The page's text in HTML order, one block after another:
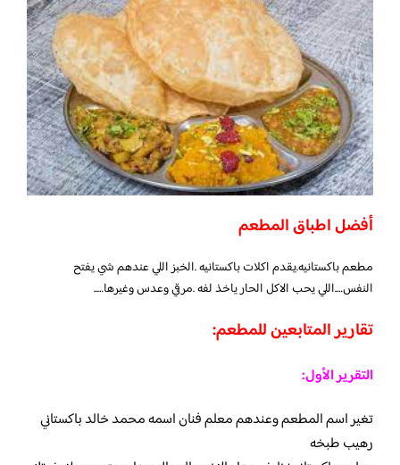
أفضل اطباق المطعم
مطعم باكستانيه.يقدم اكلات باكستانيه .الخبز اللي عندهم شي يفتح
النفس….اللي يحب الاكل الحار ياخذ لفه .مرقي وعدس وغيرها…..
تقارير المتابعين للمطعم:
التقرير الأول:
تغير اسم المطعم وعندهم معلم فنان اسمه محمد خالد باكستاني
رهيب طبخه